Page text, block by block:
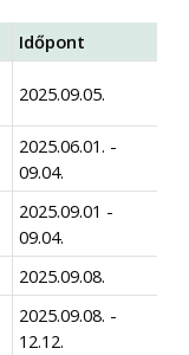
Időpont
2025.09.05.
2025.06.01. -
09.04.
2025.09.01 -
09.04.
2025.09.08.
2025.09.08. -
12.12.